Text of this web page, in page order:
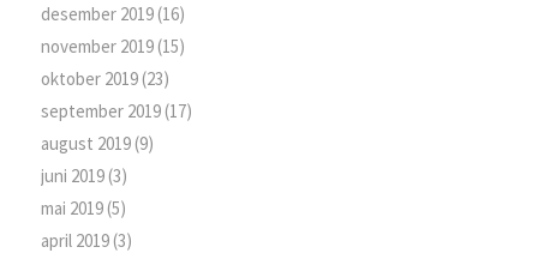
desember 2019(16)
november 2019(15)
oktober 2019(23)
september 2019(17)
august 2019(9)
juni 2019(3)
mai 2019(5)
april 2019(3)